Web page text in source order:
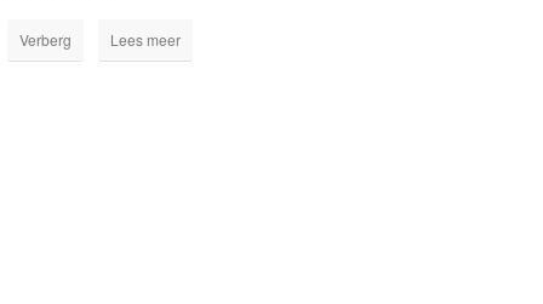
Verberg Lees meer